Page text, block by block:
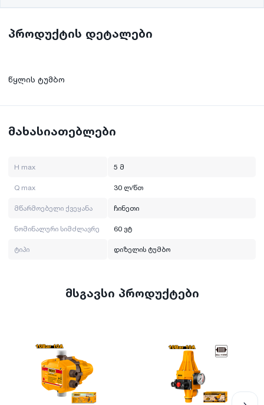
პროდუქტის დეტალები
წყლის ტუმბო
მახასიათებლები
H max 5 მ
Q max 30 ლ/წთ
მწარმოებელი ქვეყანა ჩინეთი
ნომინალური სიმძლავრე 60 ვტ
ტიპი დიზელის ტუმბო
მსგავსი პროდუქტები